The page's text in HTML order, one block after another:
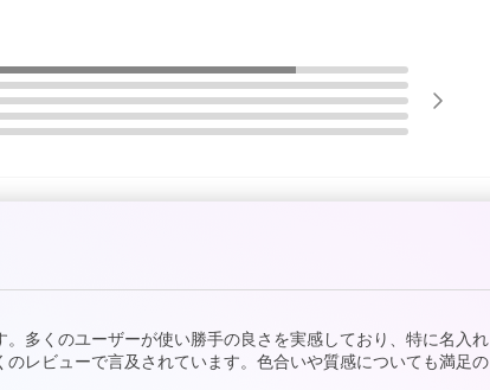
多くのユーザーが使い勝手の良さを実感しており、特に名入れ
レビューで言及されています。色合いや質感についても満足の